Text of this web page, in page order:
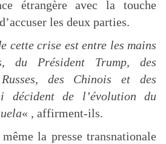
étrangère avec la touche
les deux parties.
cette crise est entre les mains
du Président Trump, des
des Chinois et des
décident de l’évolution du
« , affirment-ils.
la presse transnationale